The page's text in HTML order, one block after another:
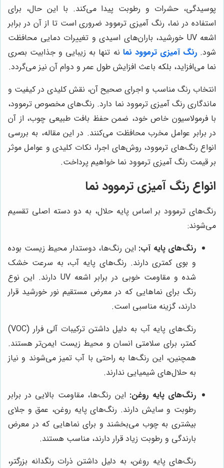
پوسیدگی، حشرات و رطوبت پیدا می‌کند. با این حال، برای
استفاده در نما، رنگ آمیزی ترموود ضروری است تا از آن در برابر
اشعه UV خورشید، باران‌های اسیدی و تغییرات دمایی محافظت
شود.رنگ آمیزی ترموود نما نه تنها به زیبایی و جذابیت بصری
نما می‌افزاید، بلکه باعث افزایش طول عمر و دوام آن نیز می‌گردد.
انتخاب رنگ مناسب و اجرای صحیح آن، نقش کلیدی در کیفیت و
ماندگاری رنگ آمیزی ترموود نما دارد. رنگ‌های مخصوص ترموود،
با فرمولاسیون خاص خود، ضمن حفظ بافت طبیعی چوب، از آن
در برابر عوامل مخرب محافظت می‌کنند. در این مقاله، به بررسی
انواع رنگ‌های ترموود، روش‌های اجرا، نکات کلیدی و عوامل موثر
بر قیمت رنگ آمیزی ترموود نما خواهیم پرداخت.
انواع رنگ آمیزی ترموود نما
رنگ‌های ترموود بر اساس پایه حلال، به دو دسته اصلی تقسیم
می‌شوند:
رنگ‌های پایه آب: این رنگ‌ها، دوستدار محیط زیست بوده
و بوی کمتری دارند. رنگ‌های پایه آب، به سرعت خشک
شده و مقاومت خوبی در برابر اشعه UV دارند. این نوع
رنگ برای نماهایی که در معرض مستقیم نور خورشید قرار
دارند، گزینه مناسبی است.
رنگ‌های پایه آب به دلیل داشتن ترکیبات آلی فرار (VOC)
کمتر، برای سلامتی انسان و محیط زیست ایمن‌تر هستند.
همچنین، این رنگ‌ها به راحتی با آب تمیز می‌شوند و نیاز
به حلال‌های شیمیایی ندارند.
رنگ‌های پایه روغن: این رنگ‌ها، مقاومت بالایی در برابر
رطوبت و سایش دارند. رنگ‌های پایه روغن، عمق و جلای
بیشتری به چوب می‌بخشند و برای نماهایی که در معرض
بارندگی و رطوبت زیاد قرار دارند، مناسب هستند.
رنگ‌های پایه روغن، به دلیل داشتن ذرات رنگدانه بزرگتر،